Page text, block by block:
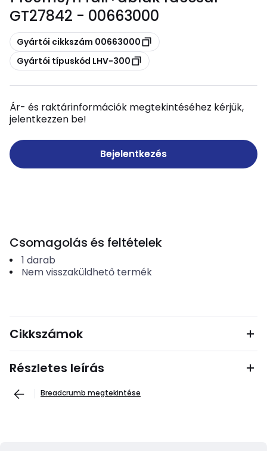
GT27842 - 00663000
Másolás
Gyártói cikkszám 00663000
Másolás
Gyártói típuskód LHV-300
Ár- és raktárinformációk megtekintéséhez kérjük,
jelentkezzen be!
Bejelentkezés
Csomagolás és feltételek
1 darab
Nem visszaküldhető termék
Cikkszámok
Részletes leírás
Breadcrumb megtekintése